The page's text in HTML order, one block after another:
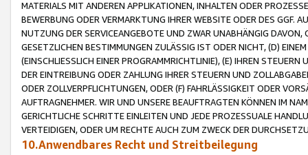
MATERIALS MIT ANDEREN APPLIKATIONEN, INHALTEN ODER
BEWERBUNG ODER VERMARKTUNG IHRER WEBSITE ODER DES GGF.
NUTZUNG DER SERVICEANGEBOTE UND ZWAR UNABHÄNGIG
GESETZLICHEN BESTIMMUNGEN ZULÄSSIG IST ODER NICHT, (D)
(EINSCHLIESSLICH EINER PROGRAMMRICHTLINIE), (E) IHREN
DER EINTREIBUNG ODER ZAHLUNG IHRER STEUERN UND
ODER ZOLLVERPFLICHTUNGEN, ODER (F) FAHRLÄSSIGKEIT ODER
AUFTRAGNEHMER. WIR UND UNSERE BEAUFTRAGTEN KÖNNEN IM
GERICHTLICHE SCHRITTE EINLEITEN UND JEDE PROZESSUALE
VERTEIDIGEN, ODER UM RECHTE AUCH ZUM ZWECK DER
10.Anwendbares Recht und Streitbeilegung